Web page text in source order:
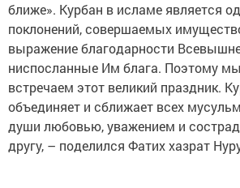
ближе». Курбан в исламе является
поклонений, совершаемых
выражение благодарности
ниспосланные Им блага. Поэтому
встречаем этот великий праздник.
объединяет и сближает всех
души любовью, уважением и
другу, – поделился Фатих хазрат